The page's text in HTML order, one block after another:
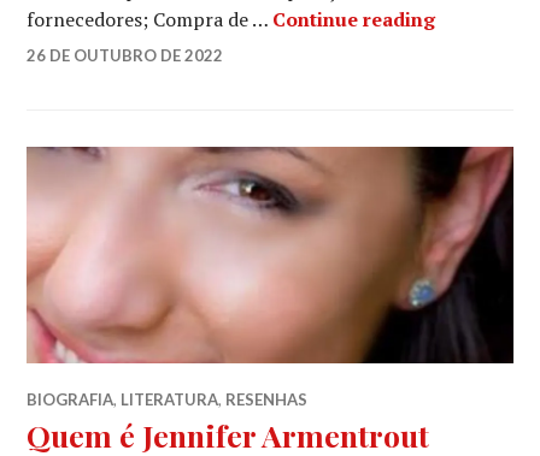
fornecedores; Compra de … Continue readingCapital de
LUCIANA
26 DE OUTUBRO DE 2022
BIOGRAFIA, LITERATURA, RESENHAS
Quem é Jennifer Armentrout